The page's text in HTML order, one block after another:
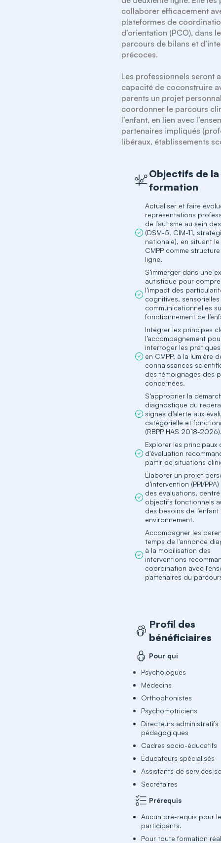
collaborer efficacement
plateformes de
d’orientation (PCO), dans
parcours de bilans et
précoces.
Les professionnels seront
capacité de coconstruire
parents un projet
coordonner le parcours
l’enfant, en lien avec
partenaires impliqués
libéraux, établissements
Objectifs de la
formation
Actualiser et faire
représentations
de l’autisme au sein
(DSM-5, CIM-11,
nationale), en situant
CMPP comme
ligne.
S’immerger dans une
autistique pour
l’impact des
cognitives,
communicationnelles
fonctionnement de
Intégrer les principes
l’accompagnement
interroger les
en CMPP, à la lumière
connaissances
des témoignages des
concernées.
S’approprier la
diagnostique du
signes d’alerte aux
catégorielle et
(RBPP HAS 2018-
Explorer les principaux
d'évaluation
partir de situations
Élaborer un projet
d’intervention (PPI/
des évaluations,
objectifs fonctionnels
des besoins de
environnement.
Accompagner les
temps de l'annonce
à la mobilisation des
interventions
coordination avec
partenaires du
Profil des
bénéficiaires
Pour qui
Psychologues
Médecins
Orthophonistes
Psychomotriciens
Directeurs administratifs
pédagogiques
Cadres socio-éducatifs
Éducateurs spécialisés
Assistants de services
Secrétaires
Prérequis
Aucun pré-requis pour
participants.
Pour toute formation